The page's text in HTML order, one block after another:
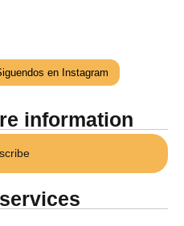
en Instagram
information